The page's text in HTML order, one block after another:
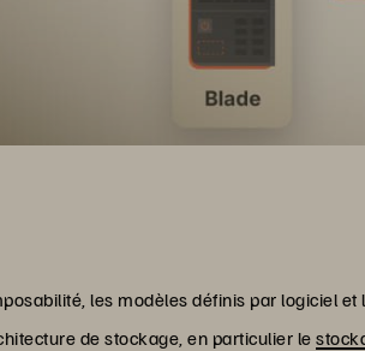
les modèles définis par logiciel et
de stockage, en particulier le